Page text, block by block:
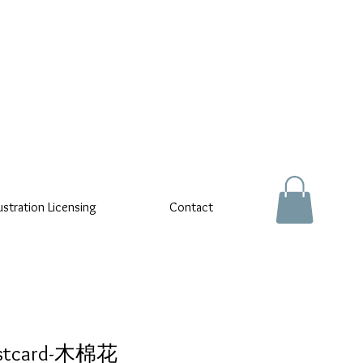
Licensing Contact
木棉花